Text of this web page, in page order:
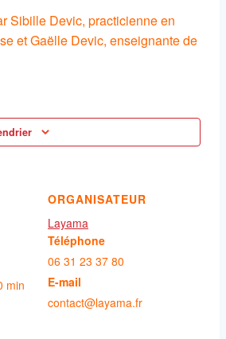
Sibille Devic, practicienne en
et Gaëlle Devic, enseignante de
min
ORGANISATEUR
Layama
Téléphone
06 31 23 37 80
E-mail
contact@layama.fr